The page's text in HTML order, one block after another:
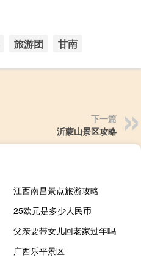
旅游团 甘南
下一篇
沂蒙山景区攻略
江西南昌景点旅游攻略
25欧元是多少人民币
父亲要带女儿回老家过年吗
广西乐平景区